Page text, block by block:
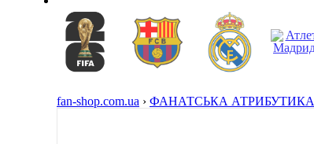
fan-shop.com.ua › ФАНАТСЬКА АТРИБУТИКА